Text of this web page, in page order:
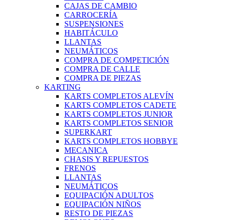
CAJAS DE CAMBIO
CARROCERÍA
SUSPENSIONES
HABITÁCULO
LLANTAS
NEUMÁTICOS
COMPRA DE COMPETICIÓN
COMPRA DE CALLE
COMPRA DE PIEZAS
KARTING
KARTS COMPLETOS ALEVÍN
KARTS COMPLETOS CADETE
KARTS COMPLETOS JUNIOR
KARTS COMPLETOS SENIOR
SUPERKART
KARTS COMPLETOS HOBBYE
MECANICA
CHASIS Y REPUESTOS
FRENOS
LLANTAS
NEUMÁTICOS
EQUIPACIÓN ADULTOS
EQUIPACIÓN NIÑOS
RESTO DE PIEZAS